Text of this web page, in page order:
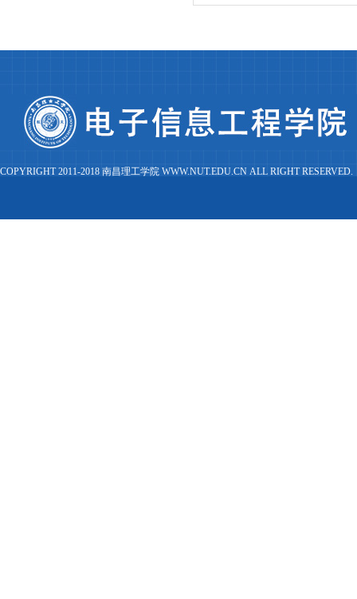
COPYRIGHT 2011-2018 南昌理工学院 WWW.NUT.EDU.CN ALL RIGHT RESERVED.